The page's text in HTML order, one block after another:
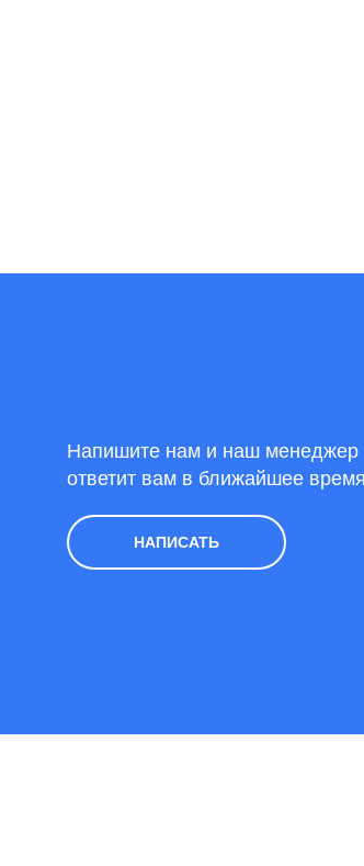
Напишите нам и наш менеджер
ответит вам в ближайшее время
НАПИСАТЬ